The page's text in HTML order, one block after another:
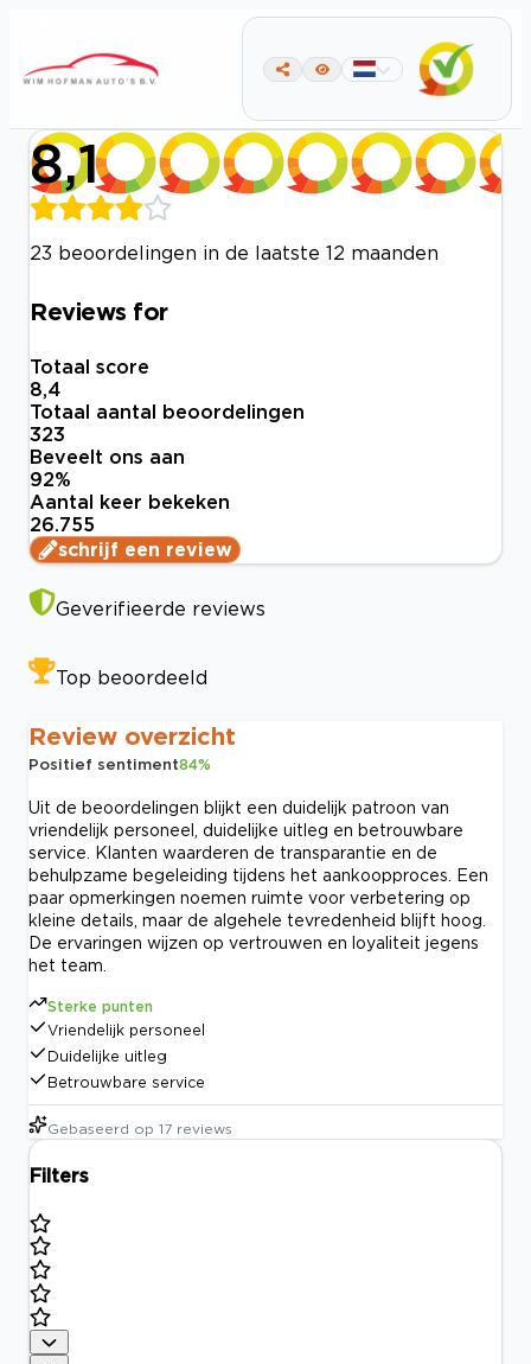
8,1
23 beoordelingen in de laatste 12 maanden
Reviews for
Totaal score
8,4
Totaal aantal beoordelingen
323
Beveelt ons aan
92%
Aantal keer bekeken
26.755
schrijf een review
Geverifieerde reviews
Top beoordeeld
Review overzicht
Positief sentiment84%
Uit de beoordelingen blijkt een duidelijk patroon van
vriendelijk personeel, duidelijke uitleg en betrouwbare
service. Klanten waarderen de transparantie en de
behulpzame begeleiding tijdens het aankoopproces. Een
paar opmerkingen noemen ruimte voor verbetering op
kleine details, maar de algehele tevredenheid blijft hoog.
De ervaringen wijzen op vertrouwen en loyaliteit jegens
het team.
Sterke punten
Vriendelijk personeel
Duidelijke uitleg
Betrouwbare service
Gebaseerd op 17 reviews
Filters